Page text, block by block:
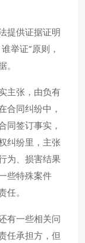
提供证据证明
举证”原则，
主张，由负有
合同纠纷中，
同签订事实，
纠纷里，主张
为、损害结果
些特殊案件
。
有一些相关问
任承担方，但